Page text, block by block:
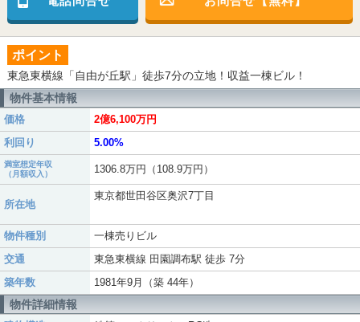
ポイント
東急東横線「自由が丘駅」徒歩7分の立地！収益一棟ビル！
物件基本情報
価格
2億6,100万円
利回り
5.00%
満室想定年収
（月額収入）
1306.8万円（108.9万円）
所在地
東京都世田谷区奥沢7丁目
物件種別
一棟売りビル
交通
東急東横線 田園調布駅 徒歩 7分
築年数
1981年9月（築 44年）
物件詳細情報